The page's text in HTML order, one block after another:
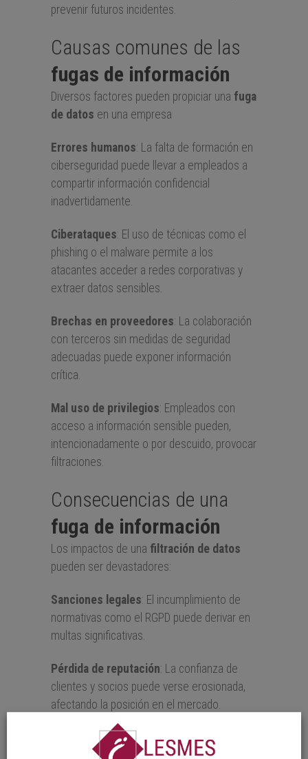
prevenir futuros incidentes.
Causas comunes de las
fugas de información
Diversos factores pueden propiciar una fuga
de datos en una empresa
Errores humanos: La falta de formación en
ciberseguridad puede llevar a empleados a
compartir información confidencial
inadvertidamente.
Ciberataques: El uso de técnicas como el
phishing o el malware permite a los
atacantes acceder a redes corporativas y
extraer datos sensibles.
Brechas en proveedores: La colaboración
con terceros sin medidas de seguridad
adecuadas puede exponer información
crítica.
Mal uso de privilegios: Empleados con
acceso a información sensible pueden,
intencionadamente o por descuido, provocar
filtraciones.
Consecuencias de una
fuga de información
Los impactos de una filtración de datos
pueden ser devastadores:
Sanciones legales: El incumplimiento de
normativas como el RGPD puede derivar en
multas significativas.
Pérdida de reputación: La confianza de
clientes y socios puede verse erosionada,
afectando la posición en el mercado.
: Estudios revelan que casi un
tercio de las fugas de datos en empresas